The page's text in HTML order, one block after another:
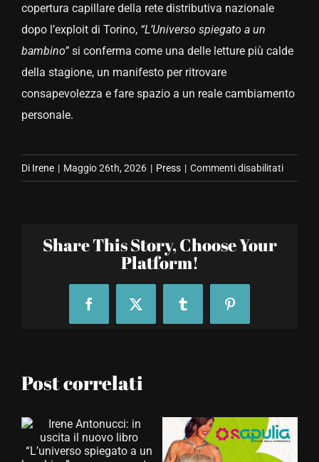
copertura capillare della rete distributiva nazionale
dopo l’exploit di Torino, “L’Universo spiegato a un
bambino”si conferma come una delle letture più calde
della stagione, un manifesto per ritrovare
consapevolezza e fare spazio a un reale cambiamento
personale.
Di Irene | Maggio 26th, 2026 | Press | Commenti disabilitatisu
DEL
LIBRO
Share This Story, Choose Your
Platform!
FacebookX Tumblr Pinterest
Post correlati